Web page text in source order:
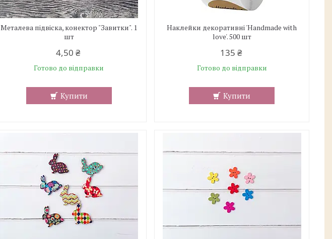
Металева підвіска, конектор "Завитки". 1
шт
4,50 ₴
Готово до відправки
Купити
Наклейки декоративні 'Handmade with
love'. 500 шт
135 ₴
Готово до відправки
Купити